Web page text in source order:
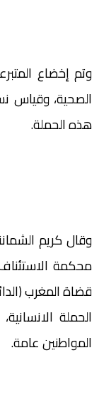
وتم إخضاع
الصحية، وقياس
هذه الحملة.
وقال كريم
محكمة
قضاة المغرب
الحملة
المواطنين عامة.